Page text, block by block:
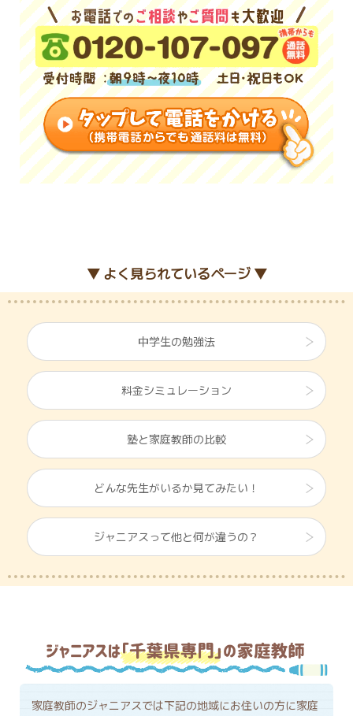
▼ よく見られているページ ▼
中学生の勉強法
料金シミュレーション
塾と家庭教師の比較
どんな先生がいるか見てみたい！
ジャニアスって他と何が違うの？
家庭教師のジャニアスでは下記の地域にお住いの方に家庭